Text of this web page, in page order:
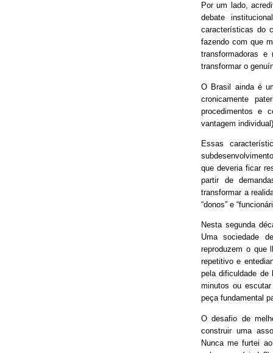
Por um lado,
debate
características do
fazendo com que
transformadoras
transformar o
O Brasil ainda é
cronicamente
procedimentos e
vantagem
Essas
que deveria ficar
partir de
transformar a
“donos” e
Nesta segunda
Uma sociedade
reproduzem o que
repetitivo e
pela dificuldade
minutos ou
peça fundamental
O desafio de
construir uma
Nunca me furtei